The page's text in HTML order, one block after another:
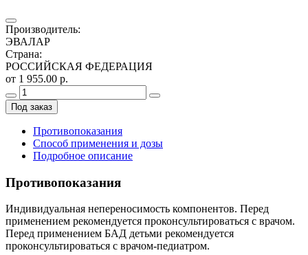
Производитель:
ЭВАЛАР
Страна:
РОССИЙСКАЯ ФЕДЕРАЦИЯ
от 1 955.00 р.
Под заказ
Противопоказания
Способ применения и дозы
Подробное описание
Противопоказания
Индивидуальная непереносимость компонентов. Перед
применением рекомендуется проконсультироваться с врачом.
Перед применением БАД детьми рекомендуется
проконсультироваться с врачом-педиатром.